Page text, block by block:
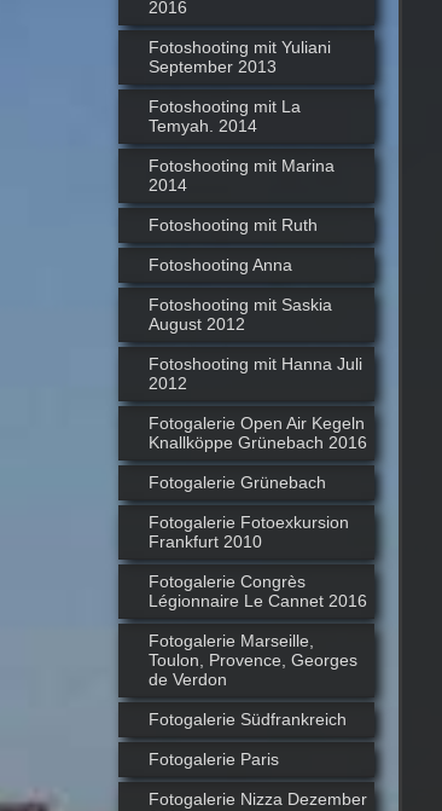
2016
Fotoshooting mit Yuliani
September 2013
Fotoshooting mit La
Temyah. 2014
Fotoshooting mit Marina
2014
Fotoshooting mit Ruth
Fotoshooting Anna
Fotoshooting mit Saskia
August 2012
Fotoshooting mit Hanna Juli
2012
Fotogalerie Open Air Kegeln
Knallköppe Grünebach 2016
Fotogalerie Grünebach
Fotogalerie Fotoexkursion
Frankfurt 2010
Fotogalerie Congrès
Légionnaire Le Cannet 2016
Fotogalerie Marseille,
Toulon, Provence, Georges
de Verdon
Fotogalerie Südfrankreich
Fotogalerie Paris
Fotogalerie Nizza Dezember